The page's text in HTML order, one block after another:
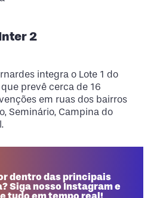
2
integra o Lote 1 do
prevê cerca de 16
em ruas dos bairros
Seminário, Campina do
dentro das principais
Siga nosso Instagram e
tudo em tempo real!